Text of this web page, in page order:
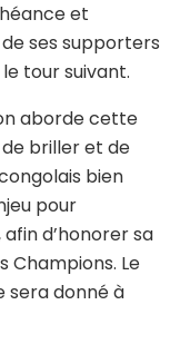
et
ses supporters
tour suivant.
aborde cette
briller et de
bien
pour
d’honorer sa
Champions. Le
sera donné à